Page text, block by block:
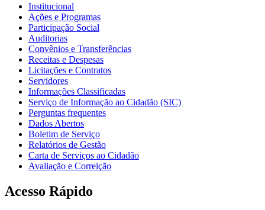
Institucional
Ações e Programas
Participação Social
Auditorias
Convênios e Transferências
Receitas e Despesas
Licitações e Contratos
Servidores
Informações Classificadas
Serviço de Informação ao Cidadão (SIC)
Perguntas frequentes
Dados Abertos
Boletim de Serviço
Relatórios de Gestão
Carta de Serviços ao Cidadão
Avaliação e Correição
Acesso Rápido